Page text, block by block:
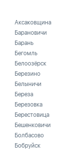
Аксаковщина
Барановичи
Барань
Бегомль
Белоозёрск
Березино
Белыничи
Береза
Березовка
Берестовица
Бешенковичи
Болбасово
Бобруйск